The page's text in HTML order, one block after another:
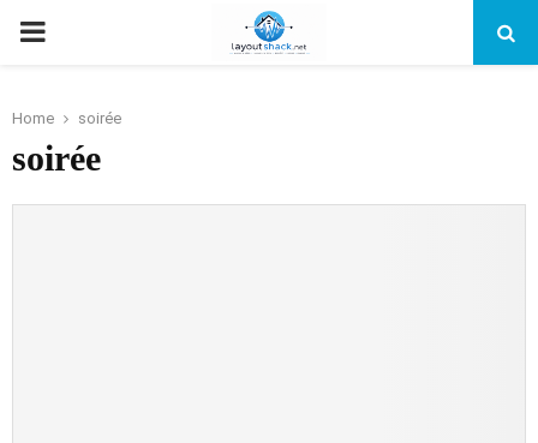
PRIMARY
Home soirée
soirée